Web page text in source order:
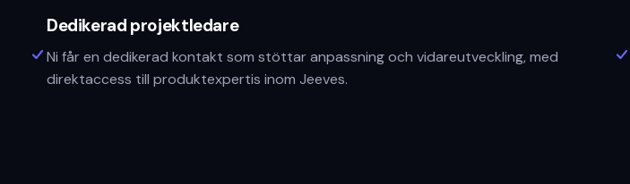
Dedikerad projektledare
Ni får en dedikerad kontakt som stöttar anpassning och vidareutveckling, med
direktaccess till produktexpertis inom Jeeves.